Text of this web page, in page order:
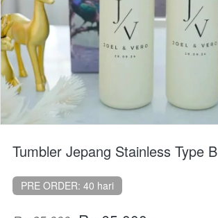
Tumbler Jepang Stainless Type B
PRE ORDER: 40 hari